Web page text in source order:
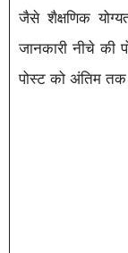
जैसे शैक्षणिक
जानकारी नीचे की
पोस्ट को अंतिम